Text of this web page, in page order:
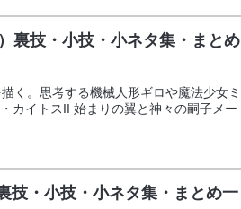
裏技・小技・小ネタ集・まとめ
く。思考する機械人形ギロや魔法少女ミ
カイトスII 始まりの翼と神々の嗣子メー
技・小技・小ネタ集・まとめ一